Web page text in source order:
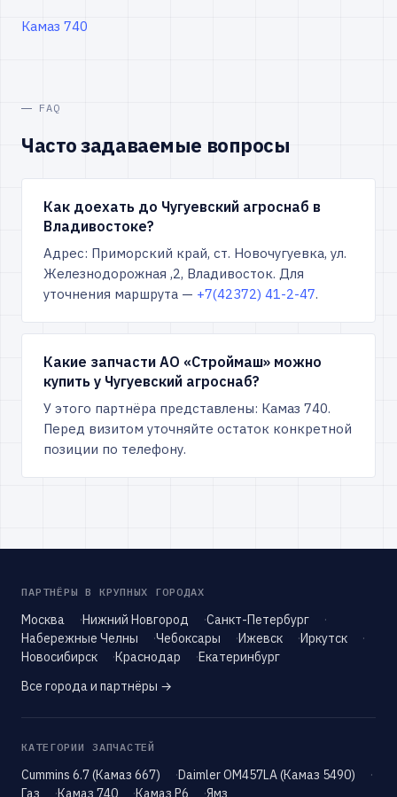
Камаз 740
FAQ
Часто задаваемые вопросы
Как доехать до Чугуевский агроснаб в
Владивостоке?
Адрес: Приморский край, ст. Новочугуевка, ул.
Железнодорожная ,2, Владивосток. Для
уточнения маршрута — +7(42372) 41-2-47.
Какие запчасти АО «Строймаш» можно
купить у Чугуевский агроснаб?
У этого партнёра представлены: Камаз 740.
Перед визитом уточняйте остаток конкретной
позиции по телефону.
ПАРТНЁРЫ В КРУПНЫХ ГОРОДАХ
Москва Нижний Новгород
Санкт-Петербург
Набережные Челны
Чебоксары Ижевск
Иркутск
Новосибирск
Краснодар
Екатеринбург
Все города и партнёры →
КАТЕГОРИИ ЗАПЧАСТЕЙ
Cummins 6.7 (Камаз 667)
Daimler OM457LA (Камаз 5490)
Газ
Камаз 740 Камаз Р6 Ямз